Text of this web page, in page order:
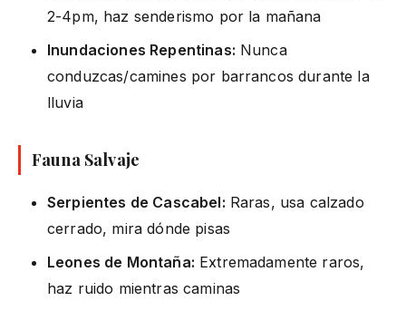
2-4pm, haz senderismo por la mañana
Inundaciones Repentinas: Nunca
conduzcas/camines por barrancos durante la
lluvia
Fauna Salvaje
Serpientes de Cascabel: Raras, usa calzado
cerrado, mira dónde pisas
Leones de Montaña: Extremadamente raros,
haz ruido mientras caminas